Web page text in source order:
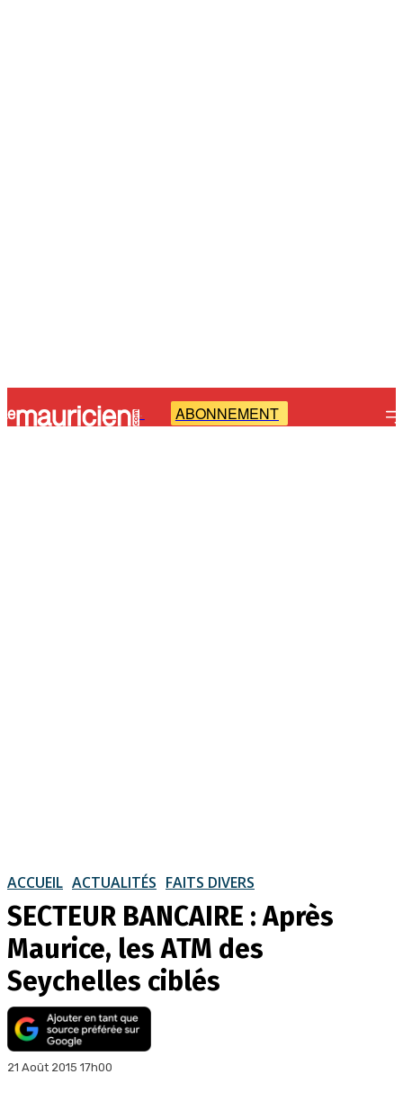
- ABONNEMENT
ACCUEIL ACTUALITÉS FAITS DIVERS
SECTEUR BANCAIRE : Après
Maurice, les ATM des
Seychelles ciblés
21 Août 2015 17h00